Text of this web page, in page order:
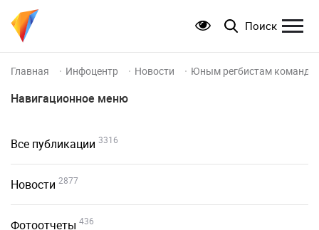
Поиск
Главная Инфоцентр Новости Юным регбистам команды
Навигационное меню
Все публикации 3316
Новости 2877
Фотоотчеты 436